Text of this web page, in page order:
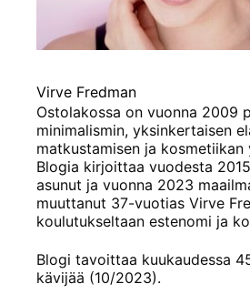
Virve Fredman
Ostolakossa on vuonna 2009
minimalismin, yksinkertaisen
matkustamisen ja
Blogia kirjoittaa vuodesta
asunut ja vuonna 2023
muuttanut 37-vuotias Virve
koulutukseltaan estenomi ja
Blogi tavoittaa kuukaudessa
kävijää (10/2023).